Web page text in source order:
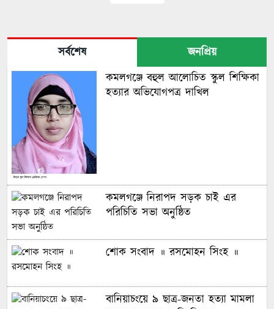
সর্বশেষ
জনপ্রিয়
কমলগঞ্জে বহুল আলোচিত স্কুল শিক্ষিকা
হত্যার অভিযোগপত্র দাখিল
কমলগঞ্জে নিরাপদ সড়ক চাই এর
পরিচিতি সভা অনুষ্ঠিত
শোক সংবাদ ॥ রসমোহন সিংহ ॥
বানিয়াচংয়ে ৯ ছাত্র-জনতা হত্যা মামলা